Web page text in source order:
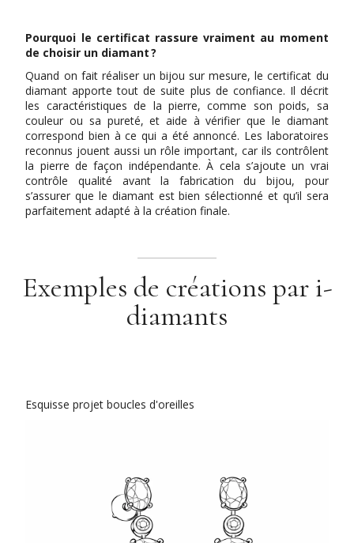
Pourquoi le certificat rassure vraiment au moment
de choisir un diamant ?
Quand on fait réaliser un bijou sur mesure, le certificat du
diamant apporte tout de suite plus de confiance. Il décrit
les caractéristiques de la pierre, comme son poids, sa
couleur ou sa pureté, et aide à vérifier que le diamant
correspond bien à ce qui a été annoncé. Les laboratoires
reconnus jouent aussi un rôle important, car ils contrôlent
la pierre de façon indépendante. À cela s’ajoute un vrai
contrôle qualité avant la fabrication du bijou, pour
s’assurer que le diamant est bien sélectionné et qu’il sera
parfaitement adapté à la création finale.
Exemples de créations par i-
diamants
Esquisse projet boucles d'oreilles